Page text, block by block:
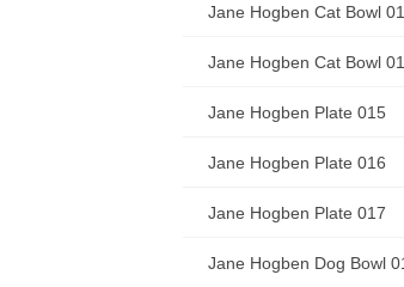
Jane Hogben Cat Bowl
Jane Hogben Cat Bowl
Jane Hogben Plate 015
Jane Hogben Plate 016
Jane Hogben Plate 017
Jane Hogben Dog Bowl